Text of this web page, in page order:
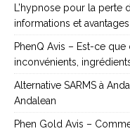
L’hypnose pour la perte
informations et avantages
PhenQ Avis – Est-ce
inconvénients,
Alternative SARMS à
Andalean
Phen Gold Avis –